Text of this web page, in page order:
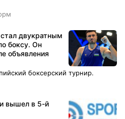
двукратным
боксу. Он
объявления
боксерский турнир.
вышел в 5-й